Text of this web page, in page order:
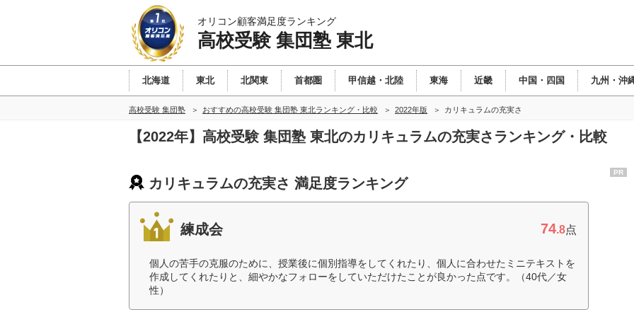
オリコン顧客満足度ランキング
高校受験 集団塾 東北
北海道 東北 北関東 首都圏 甲信越・北陸 東海 近畿 中国・四国 九州・沖
高校受験 集団塾 おすすめの高校受験 集団塾 東北ランキング・比較 2022年版 カリキュラムの充実さ
【2022年】高校受験 集団塾 東北のカリキュラムの充実さランキング・比較
カリキュラムの充実さ 満足度ランキング
練成会 74.8点
個人の苦手の克服のために、授業後に個別指導をしてくれたり、個人に合わせたミニテキストを
作成してくれたりと、細やかなフォローをしていただけたことが良かった点です。（40代／女
性）
PR